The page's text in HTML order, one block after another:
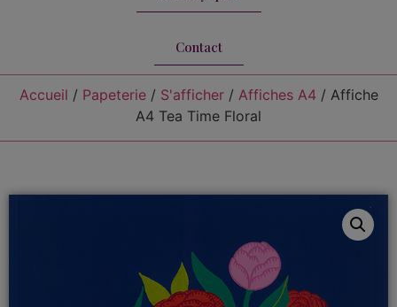
Contact
Accueil / Papeterie/ S'afficher/ Affiches A4 / Affiche
A4 Tea Time Floral